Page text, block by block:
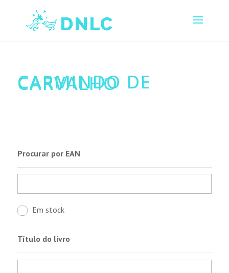
CARMINDO DE
CARVALHO
Procurar por EAN
Em stock
Título do livro